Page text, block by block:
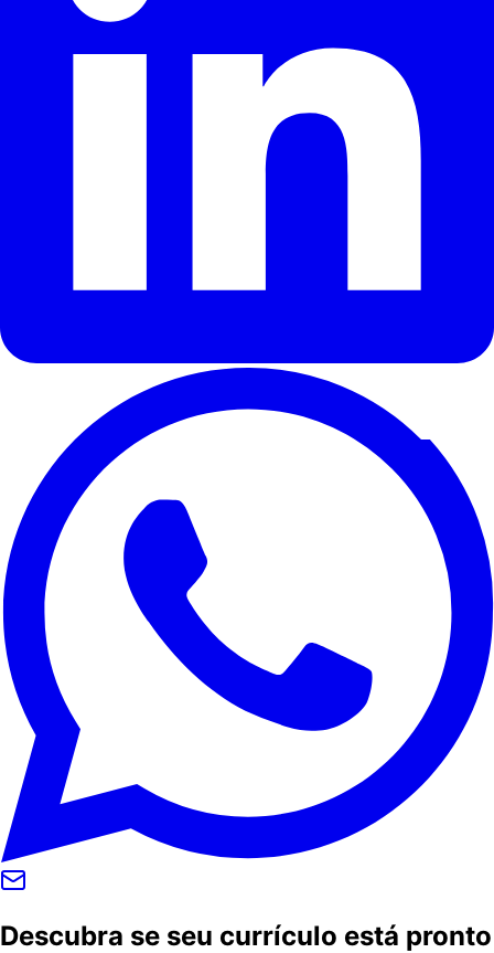
Descubra se seu currículo está pronto